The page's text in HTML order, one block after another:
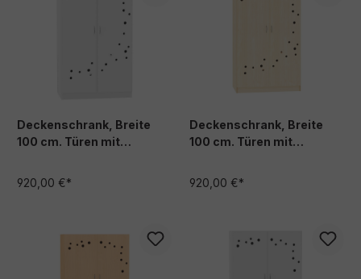
Deckenschrank, Breite
100 cm. Türen mit
tief, weiß Dekor
920,00 €*
Deckenschrank, Breite
100 cm. Türen mit
tief, Ahorn Dekor
920,00 €*